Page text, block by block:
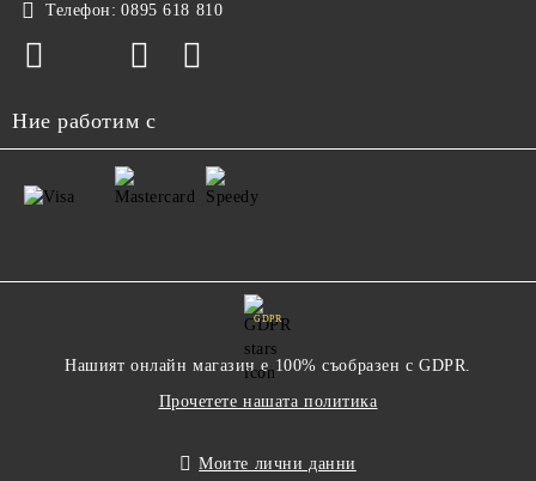
Телефон: 0895 618 810
Ние работим с
GDPR
Нашият онлайн магазин е 100% съобразен с GDPR.
Прочетете нашата политика
Моите лични данни